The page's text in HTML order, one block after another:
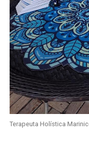
Terapeuta Holística